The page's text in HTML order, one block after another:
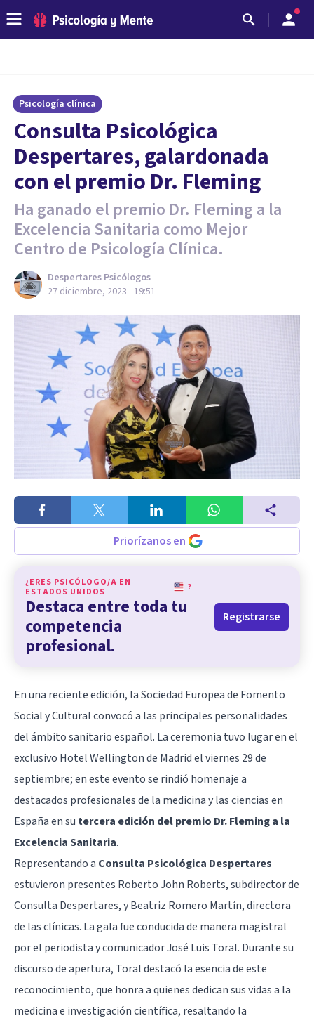
Psicología clínica
Consulta Psicológica
Despertares, galardonada
con el premio Dr. Fleming
Ha ganado el premio Dr. Fleming a la
Excelencia Sanitaria como Mejor
Centro de Psicología Clínica.
Despertares Psicólogos
27 diciembre, 2023 - 19:51
Priorízanos en
¿ERES PSICÓLOGO/A EN
ESTADOS UNIDOS
?
Destaca entre toda tu
competencia
profesional.
Registrarse
En una reciente edición, la Sociedad Europea de Fomento
Social y Cultural convocó a las principales personalidades
del ámbito sanitario español. La ceremonia tuvo lugar en el
exclusivo Hotel Wellington de Madrid el viernes 29 de
septiembre; en este evento se rindió homenaje a
destacados profesionales de la medicina y las ciencias en
España en su tercera edición del premio Dr. Fleming a la
Excelencia Sanitaria.
Representando a Consulta Psicológica Despertares
estuvieron presentes Roberto John Roberts, subdirector de
Consulta Despertares, y Beatriz Romero Martín, directora
de las clínicas. La gala fue conducida de manera magistral
por el periodista y comunicador José Luis Toral. Durante su
discurso de apertura, Toral destacó la esencia de este
reconocimiento, que honra a quienes dedican sus vidas a la
medicina e investigación científica, resaltando la